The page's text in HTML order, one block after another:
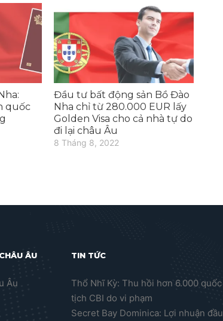
quốc
Đầu tư bất động sản Bồ Đào
Nha chỉ từ 280.000 EUR lấy
Golden Visa cho cả nhà tự do
đi lại châu Âu
8 Tháng 8, 2022
ÂU
Âu
TIN TỨC
Thổ Nhĩ Kỳ: Thu hồi hơn 6.000 quốc
tịch CBI do vi phạm
Secret Bay Dominica: Lợi nhuận đầu